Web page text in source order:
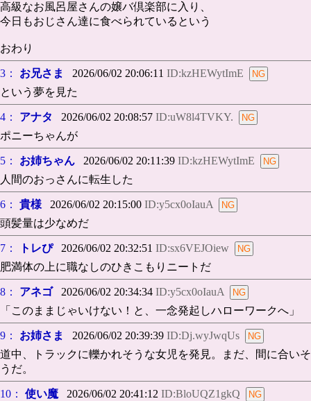
高級なお風呂屋さんの嬢バ倶楽部に入り、
今日もおじさん達に食べられているという
おわり
3： お兄さま 2026/06/02 20:06:11 ID:kzHEWytImE
という夢を見た
4： アナタ 2026/06/02 20:08:57 ID:uW8l4TVKY.
ポニーちゃんが
5： お姉ちゃん 2026/06/02 20:11:39 ID:kzHEWytImE
人間のおっさんに転生した
6： 貴様 2026/06/02 20:15:00 ID:y5cx0oIauA
頭髪量は少なめだ
7： トレぴ2026/06/02 20:32:51 ID:sx6VEJOiew
肥満体の上に職なしのひきこもりニートだ
8： アネゴ2026/06/02 20:34:34 ID:y5cx0oIauA
「このままじゃいけない！と、一念発起しハローワークへ」
9： お姉さま 2026/06/02 20:39:39 ID:Dj.wyJwqUs
道中、トラックに轢かれそうな女児を発見。まだ、間に合いそ
うだ。
10： 使い魔 2026/06/02 20:41:12 ID:BloUQZ1gkQ